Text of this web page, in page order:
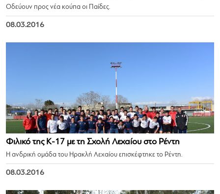
Οδεύουν προς νέα κούπα οι Παίδες.
08.03.2016
Φιλικό της Κ-17 με τη Σχολή Λεχαίου στο Ρέντη
Η ανδρική ομάδα του Ηρακλή Λεχαίου επισκέφτηκε το Ρέντη.
08.03.2016